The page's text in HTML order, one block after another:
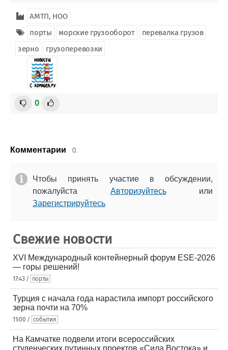
АМТП, НОО
порты
морские грузооборот
перевалка грузов
зерно
грузоперевозки
0
Комментарии 0.
Чтобы принять участие в обсуждении,
пожалуйста Авторизуйтесьили
Зарегистрируйтесь
Свежие новости
XVI Международный контейнерный форум ESE-2026
— горы решений!
17:43 / порты
Турция с начала года нарастила импорт российского
зерна почти на 70%
11:00 / события
На Камчатке подвели итоги всероссийских
студенческих путинных проектов «Сила Востока» и